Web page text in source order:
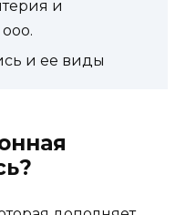
и
и ее виды